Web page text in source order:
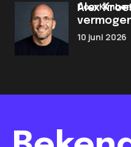
Alex
door
10 juni 2026